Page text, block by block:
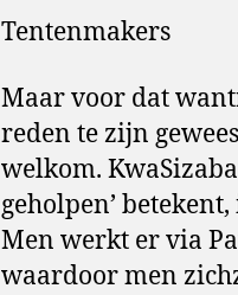
Tentenmakers
Maar voor dat
reden te zijn
welkom.
geholpen’
Men werkt er via
waardoor men